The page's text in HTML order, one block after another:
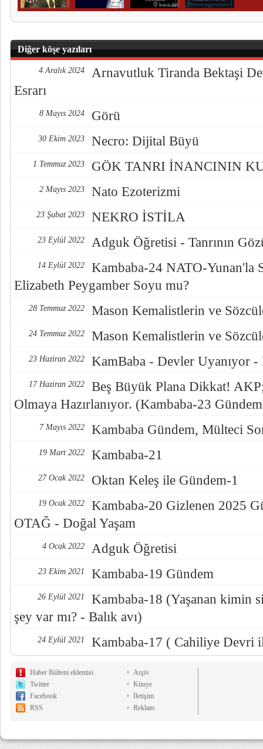
Diğer köşe yazıları
4 Aralık 2024
Arnavutluk Tiranda Bektaşi
Esrarı
8 Mayıs 2024 Görü
30 Ekim 2023 Necro: Dijital Büyü
1 Temmuz 2023 GÖK TANRI İNANCININ
2 Mayıs 2023 Nato Ezoterizmi
23 Şubat 2023 NEKRO İSTİLA
23 Eylül 2022 Adguk Öğretisi - Tanrının
14 Eylül 2022
Kambaba-24 NATO-Yunan'la
Elizabeth Peygamber Soyu mu?
28 Temmuz 2022 Mason Kemalistlerin ve
24 Temmuz 2022 Mason Kemalistlerin ve
23 Haziran 2022 KamBaba - Devler Uyanıyor
17 Haziran 2022
Beş Büyük Plana Dikkat!
Olmaya Hazırlanıyor. (Kambaba-23
7 Mayıs 2022 Kambaba Gündem, Mülteci
19 Mart 2022 Kambaba-21
27 Ocak 2022 Oktan Keleş ile Gündem-1
19 Ocak 2022
Kambaba-20 Gizlenen 2025
OTAĞ - Doğal Yaşam
4 Ocak 2022 Adguk Öğretisi
23 Ekim 2021 Kambaba-19 Gündem
26 Eylül 2021
Kambaba-18 (Yaşanan kimin
şey var mı? - Balık avı)
24 Eylül 2021 Kambaba-17 ( Cahiliye Devri
Haber Bülteni eklentisi
Twitter
Facebook
RSS
Arşiv
Künye
İletişim
Reklam